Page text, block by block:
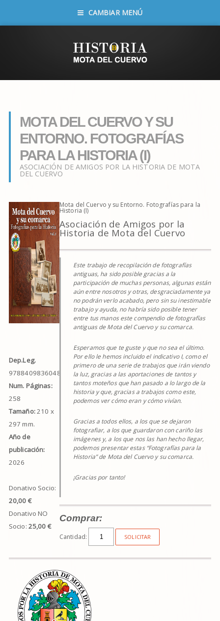
CAMBIAR MENÚ
MOTA DEL CUERVO Y SU
ENTORNO. FOTOGRAFÍAS
PARA LA HISTORIA (I)
ASOCIACIÓN DE AMIGOS POR LA HISTORIA DE MOTA
DEL CUERVO
Dep.Leg.
9788409836048
Num. Páginas:
258
Tamaño:210 x
297 mm.
Año de
publicación:
2026
Donativo Socio:
20,00 €
Donativo NO
Socio: 25,00 €
Mota del Cuervo y su Entorno. Fotografías para la
Historia (I)
Asociación de Amigos por la
Historia de Mota del Cuervo
Este trabajo de recopilación de fotografías
antiguas, ha sido posible gracias a la
participación de muchas personas, algunas están
aún entre nosotros y otras, desgraciadamente ya
no podrán verlo acabado, pero sin su inestimable
trabajo y ayuda, no habría sido posible tener
entre tus manos este compendio de fotografías
antiguas de Mota del Cuervo y su comarca.
Esperamos que te guste y que no sea el último.
Por ello le hemos incluido el indicativo I, como el
primero de una serie de trabajos que irán viendo
la luz, gracias a las aportaciones de tantos y
tantos moteños que han pasado a lo largo de la
historia y que, gracias a trabajos como este,
podemos ver cómo eran y cómo vivían.
Gracias a todos ellos, a los que se dejaron
fotografiar, a los que guardaron con cariño las
imágenes y, a los que nos las han hecho llegar,
podemos presentar estas “Fotografías para la
Historia” de Mota del Cuervo y su comarca.
¡Gracias por tanto!
Comprar:
Cantidad: SOLICITAR